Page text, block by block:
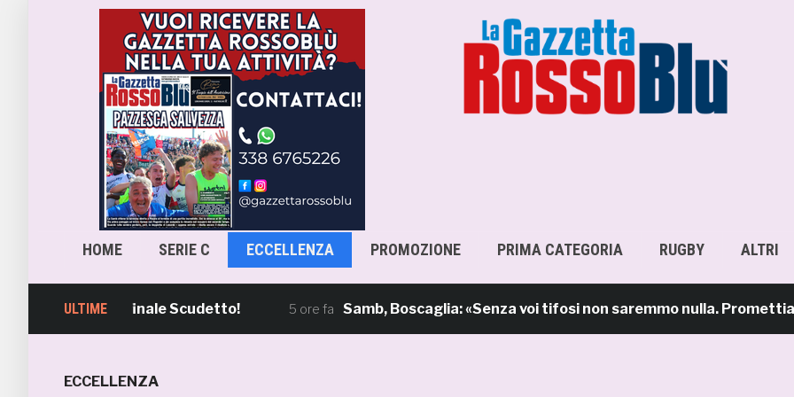
HOME SERIE C ECCELLENZA PROMOZIONE PRIMA CATEGORIA RUGBY ALTRI
ULTIME
va in Semifinale Scudetto! Samb, Boscaglia: «Senza voi tifosi non saremmo nulla. Promettiamo
ECCELLENZA